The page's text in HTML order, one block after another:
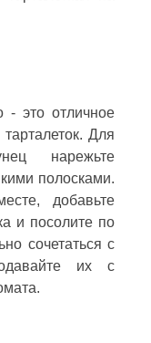
- это отличное
Для
нарежьте
полосками.
добавьте
и посолите по
сочетаться с
их с